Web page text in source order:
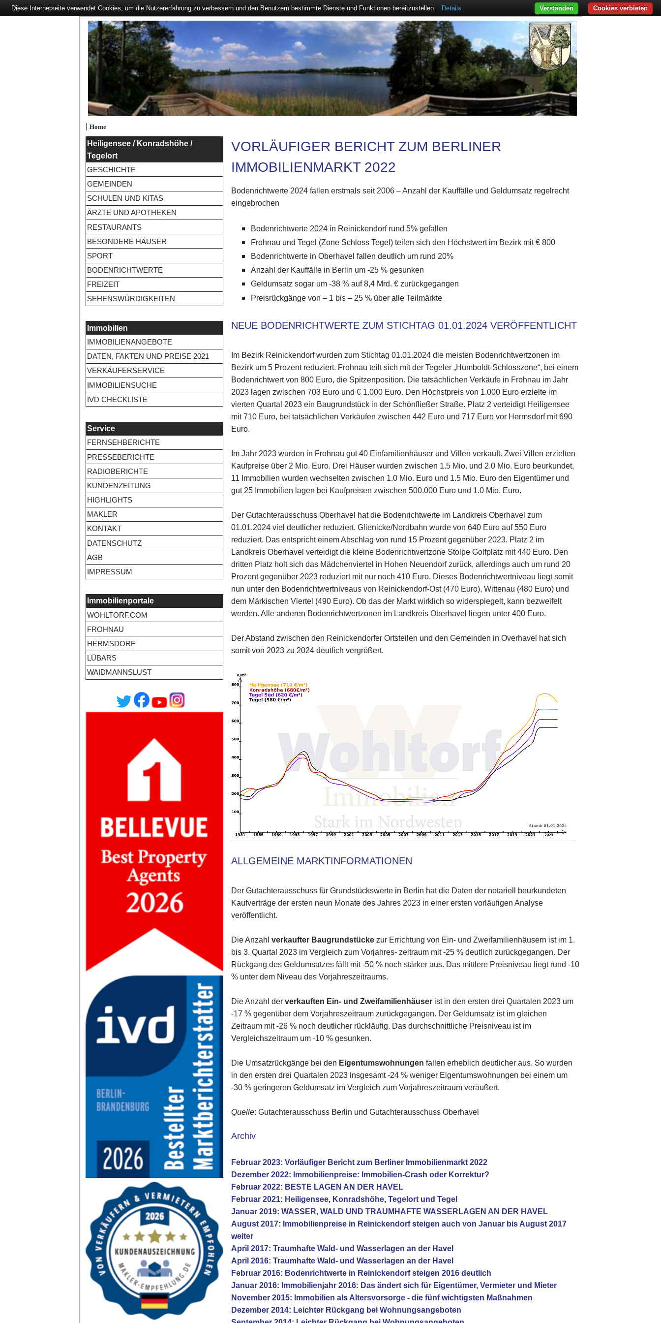
| Home
Heiligensee / Konradshöhe /
Tegelort
GESCHICHTE
GEMEINDEN
SCHULEN UND KITAS
ÄRZTE UND APOTHEKEN
RESTAURANTS
BESONDERE HÄUSER
SPORT
BODENRICHTWERTE
FREIZEIT
SEHENSWÜRDIGKEITEN
Immobilien
IMMOBILIENANGEBOTE
DATEN, FAKTEN UND PREISE 2021
VERKÄUFERSERVICE
IMMOBILIENSUCHE
IVD CHECKLISTE
Service
FERNSEHBERICHTE
PRESSEBERICHTE
RADIOBERICHTE
KUNDENZEITUNG
HIGHLIGHTS
MAKLER
KONTAKT
DATENSCHUTZ
AGB
IMPRESSUM
Immobilienportale
WOHLTORF.COM
FROHNAU
HERMSDORF
LÜBARS
WAIDMANNSLUST
VORLÄUFIGER BERICHT ZUM BERLINER
IMMOBILIENMARKT 2022
Bodenrichtwerte 2024 fallen erstmals seit 2006 – Anzahl der Kauffälle und Geldumsatz regelrecht
eingebrochen
Bodenrichtwerte 2024 in Reinickendorf rund 5% gefallen
Frohnau und Tegel (Zone Schloss Tegel) teilen sich den Höchstwert im Bezirk mit € 800
Bodenrichtwerte in Oberhavel fallen deutlich um rund 20%
Anzahl der Kauffälle in Berlin um -25 % gesunken
Geldumsatz sogar um -38 % auf 8,4 Mrd. € zurückgegangen
Preisrückgänge von – 1 bis – 25 % über alle Teilmärkte
NEUE BODENRICHTWERTE ZUM STICHTAG 01.01.2024 VERÖFFENTLICHT
Im Bezirk Reinickendorf wurden zum Stichtag 01.01.2024 die meisten Bodenrichtwertzonen im
Bezirk um 5 Prozent reduziert. Frohnau teilt sich mit der Tegeler „Humboldt-Schlosszone“, bei einem
Bodenrichtwert von 800 Euro, die Spitzenposition. Die tatsächlichen Verkäufe in Frohnau im Jahr
2023 lagen zwischen 703 Euro und € 1.000 Euro. Den Höchstpreis von 1.000 Euro erzielte im
vierten Quartal 2023 ein Baugrundstück in der Schönfließer Straße. Platz 2 verteidigt Heiligensee
mit 710 Euro, bei tatsächlichen Verkäufen zwischen 442 Euro und 717 Euro vor Hermsdorf mit 690
Euro.
Im Jahr 2023 wurden in Frohnau gut 40 Einfamilienhäuser und Villen verkauft. Zwei Villen erzielten
Kaufpreise über 2 Mio. Euro. Drei Häuser wurden zwischen 1.5 Mio. und 2.0 Mio. Euro beurkundet,
11 Immobilien wurden wechselten zwischen 1.0 Mio. Euro und 1.5 Mio. Euro den Eigentümer und
gut 25 Immobilien lagen bei Kaufpreisen zwischen 500.000 Euro und 1.0 Mio. Euro.
Der Gutachterausschuss Oberhavel hat die Bodenrichtwerte im Landkreis Oberhavel zum
01.01.2024 viel deutlicher reduziert. Glienicke/Nordbahn wurde von 640 Euro auf 550 Euro
reduziert. Das entspricht einem Abschlag von rund 15 Prozent gegenüber 2023. Platz 2 im
Landkreis Oberhavel verteidigt die kleine Bodenrichtwertzone Stolpe Golfplatz mit 440 Euro. Den
dritten Platz holt sich das Mädchenviertel in Hohen Neuendorf zurück, allerdings auch um rund 20
Prozent gegenüber 2023 reduziert mit nur noch 410 Euro. Dieses Bodenrichtwertniveau liegt somit
nun unter den Bodenrichtwertniveaus von Reinickendorf-Ost (470 Euro), Wittenau (480 Euro) und
dem Märkischen Viertel (490 Euro). Ob das der Markt wirklich so widerspiegelt, kann bezweifelt
werden. Alle anderen Bodenrichtwertzonen im Landkreis Oberhavel liegen unter 400 Euro.
Der Abstand zwischen den Reinickendorfer Ortsteilen und den Gemeinden in Overhavel hat sich
somit von 2023 zu 2024 deutlich vergrößert.
ALLGEMEINE MARKTINFORMATIONEN
Der Gutachterausschuss für Grundstückswerte in Berlin hat die Daten der notariell beurkundeten
Kaufverträge der ersten neun Monate des Jahres 2023 in einer ersten vorläufigen Analyse
veröffentlicht.
Die Anzahlverkaufter Baugrundstückezur Errichtung von Ein- und Zweifamilienhäusern ist im 1.
bis 3. Quartal 2023 im Vergleich zum Vorjahres- zeitraum mit -25 % deutlich zurückgegangen. Der
Rückgang des Geldumsatzes fällt mit -50 % noch stärker aus. Das mittlere Preisniveau liegt rund -10
% unter dem Niveau des Vorjahreszeitraums.
Die Anzahl derverkauften Ein- und Zweifamilienhäuser ist in den ersten drei Quartalen 2023 um
-17 % gegenüber dem Vorjahreszeitraum zurückgegangen. Der Geldumsatz ist im gleichen
Zeitraum mit -26 % noch deutlicher rückläufig. Das durchschnittliche Preisniveau ist im
Vergleichszeitraum um -10 % gesunken.
Die Umsatzrückgänge bei den Eigentumswohnungen fallen erheblich deutlicher aus. So wurden
in den ersten drei Quartalen 2023 insgesamt -24 % weniger Eigentumswohnungen bei einem um
-30 % geringeren Geldumsatz im Vergleich zum Vorjahreszeitraum veräußert.
Quelle: Gutachterausschuss Berlin und Gutachterausschuss Oberhavel
Archiv
Februar 2023: Vorläufiger Bericht zum Berliner Immobilienmarkt 2022
Dezember 2022: Immobilienpreise: Immobilien-Crash oder Korrektur?
Februar 2022: BESTE LAGEN AN DER HAVEL
Februar 2021: Heiligensee, Konradshöhe, Tegelort und Tegel
Januar 2019: WASSER, WALD UND TRAUMHAFTE WASSERLAGEN AN DER HAVEL
August 2017: Immobilienpreise in Reinickendorf steigen auch von Januar bis August 2017
weiter
April 2017: Traumhafte Wald- und Wasserlagen an der Havel
April 2016: Traumhafte Wald- und Wasserlagen an der Havel
Februar 2016: Bodenrichtwerte in Reinickendorf steigen 2016 deutlich
Januar 2016: Immobilienjahr 2016: Das ändert sich für Eigentümer, Vermieter und Mieter
November 2015: Immobilien als Altersvorsorge - die fünf wichtigsten Maßnahmen
Dezember 2014: Leichter Rückgang bei Wohnungsangeboten
Diese Internetseite verwendet Cookies, um die Nutzererfahrung zu verbessern und den Benutzern bestimmte Dienste und Funktionen bereitzustellen. Details Cookies verbieten
Verstanden